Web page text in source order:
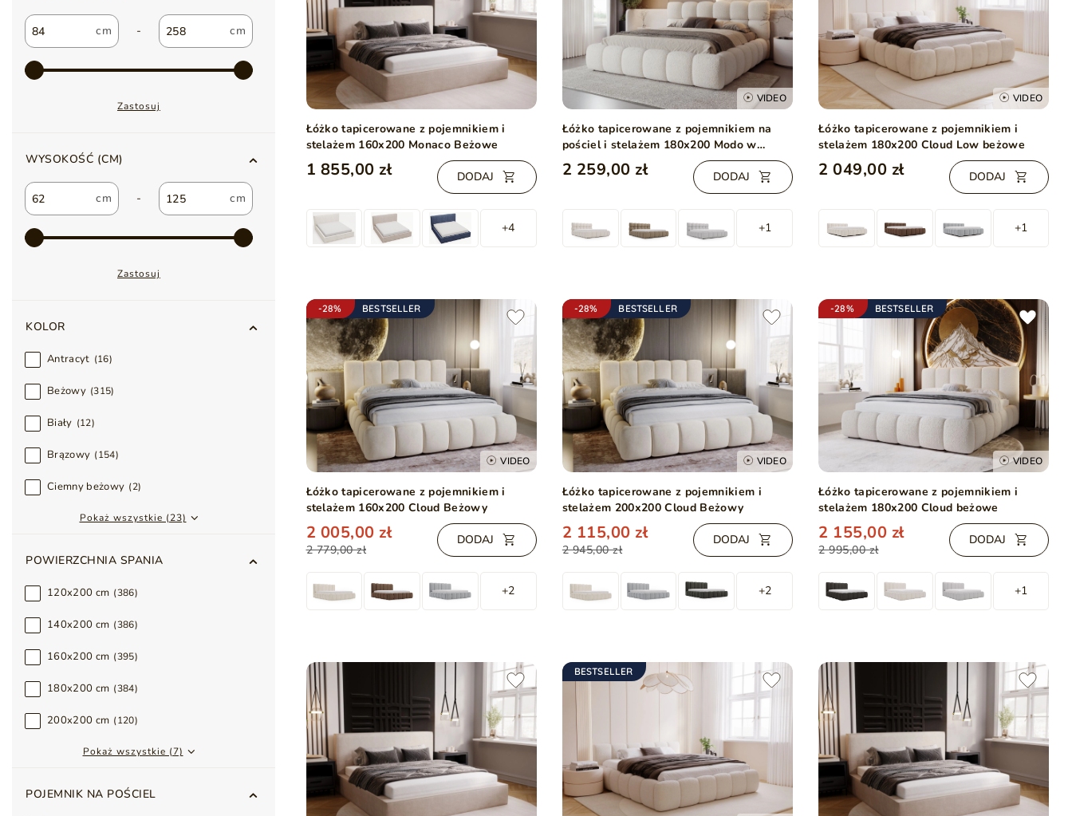
-
Zastosuj
WYSOKOŚĆ (CM)
-
Zastosuj
KOLOR
Antracyt 16
Beżowy 315
Biały 12
Brązowy 154
Ciemny beżowy 2
Pokaż wszystkie (23)
POWIERZCHNIA SPANIA
120x200 cm 386
140x200 cm 386
160x200 cm 395
180x200 cm 384
200x200 cm 120
Pokaż wszystkie (7)
POJEMNIK NA POŚCIEL
Łóżko tapicerowane z pojemnikiem i
stelażem 160x200 Monaco Beżowe
1 855,00 zł DODAJ
+4
VIDEO
Łóżko tapicerowane z pojemnikiem na
pościel i stelażem 180x200 Modo w
tkaninie bouclé Beżowe
2 259,00 zł DODAJ
+1
VIDEO
Łóżko tapicerowane z pojemnikiem i
stelażem 180x200 Cloud Low beżowe
2 049,00 zł DODAJ
+1
-28% BESTSELLER
VIDEO
Łóżko tapicerowane z pojemnikiem i
stelażem 160x200 Cloud Beżowy
2 779,00 zł
2 005,00 zł DODAJ
+2
-28% BESTSELLER
VIDEO
Łóżko tapicerowane z pojemnikiem i
stelażem 200x200 Cloud Beżowy
2 945,00 zł
2 115,00 zł DODAJ
+2
-28% BESTSELLER
VIDEO
Łóżko tapicerowane z pojemnikiem i
stelażem 180x200 Cloud beżowe
2 995,00 zł
2 155,00 zł DODAJ
+1
BESTSELLER